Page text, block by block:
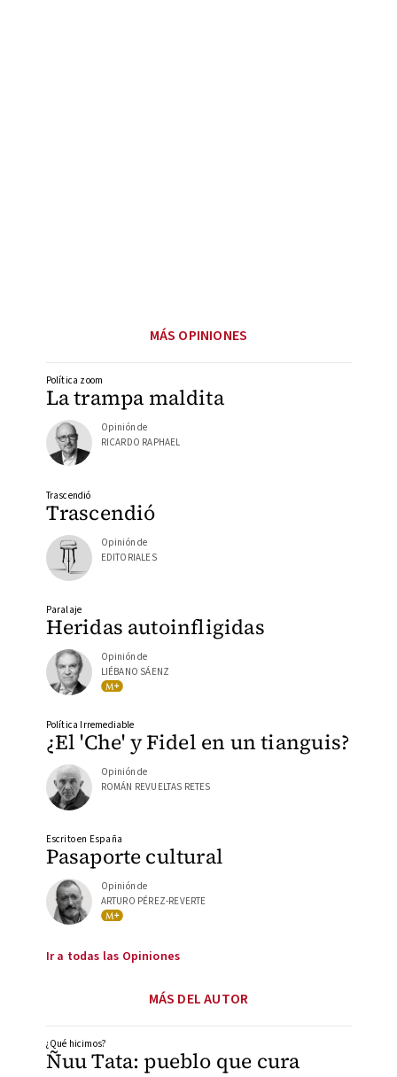
MÁS OPINIONES
La trampa maldita
Política zoom
Opinión de
RICARDO RAPHAEL
Trascendió
Trascendió
Opinión de
EDITORIALES
Heridas autoinfligidas
Paralaje
Opinión de
LIÉBANO SÁENZ
¿El 'Che' y Fidel en un tianguis?
Política Irremediable
Opinión de
ROMÁN REVUELTAS RETES
Pasaporte cultural
Escrito en España
Opinión de
ARTURO PÉREZ-REVERTE
Ir a todas las Opiniones
MÁS DEL AUTOR
Ñuu Tata: pueblo que cura
¿Qué hicimos?